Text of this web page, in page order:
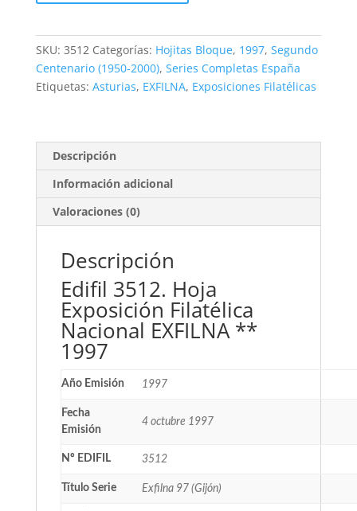
Filatélica
Nacional
EXFILNA
SKU: 3512 Categorías: Hojitas Bloque, 1997, Segundo
Centenario (1950-2000), Series Completas España
Etiquetas: Asturias, EXFILNA, Exposiciones Filatélicas
Descripción
Información adicional
Valoraciones (0)
Descripción
Edifil 3512. Hoja
Exposición Filatélica
Nacional EXFILNA **
1997
Año Emisión 1997
Fecha
Emisión
4 octubre 1997
Nº EDIFIL 3512
Título Serie Exfilna 97 (Gijón)